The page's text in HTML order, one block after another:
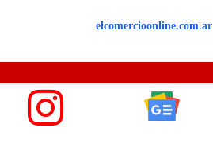
elcomercioonline.com.ar